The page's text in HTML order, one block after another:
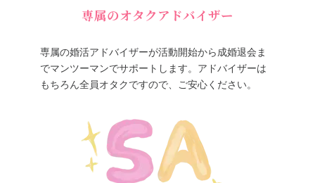
専属のオタクアドバイザー
専属の婚活アドバイザーが活動開始から成婚退会ま
でマンツーマンでサポートします。アドバイザーは
もちろん全員オタクですので、ご安心ください。